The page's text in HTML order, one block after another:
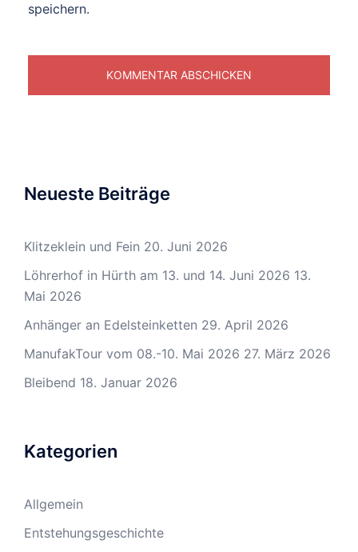
speichern.
Neueste Beiträge
Klitzeklein und Fein 20. Juni 2026
Löhrerhof in Hürth am 13. und 14. Juni 2026 13.
Mai 2026
Anhänger an Edelsteinketten 29. April 2026
ManufakTour vom 08.-10. Mai 2026 27. März 2026
Bleibend 18. Januar 2026
Kategorien
Allgemein
Entstehungsgeschichte